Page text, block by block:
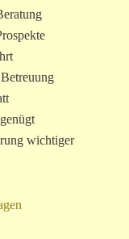
wichtiger